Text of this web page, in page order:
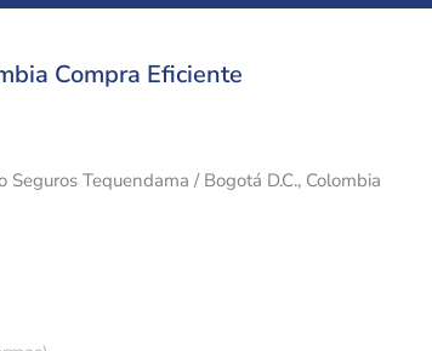
Compra Eficiente
Tequendama / Bogotá D.C., Colombia